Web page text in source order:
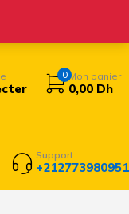
0 Mon panier
0,00 Dh
Support
+212773980951